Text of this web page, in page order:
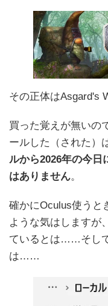
その正体はAsgard's
買った覚えが無いの
ールした（された）
ルから2026年の今日
はありません。
確かにOculus使うと
ような気はしますが
ているとは……そし
は……